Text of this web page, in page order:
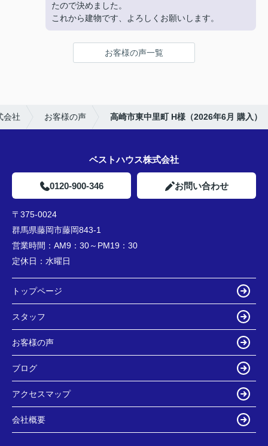
たので決めました。
これから建物です、よろしくお願いします。
お客様の声一覧
会社 お客様の声 高崎市東中里町 H様（2026年6月 購入）
ベストハウス株式会社
0120-900-346 お問い合わせ
〒375-0024
群馬県藤岡市藤岡843-1
営業時間： AM9：30～PM19：30
定休日： 水曜日
トップページ
スタッフ
お客様の声
ブログ
アクセスマップ
会社概要